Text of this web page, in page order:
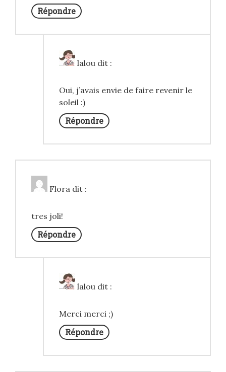
Répondre
lalou dit :
Oui, j’avais envie de faire revenir le
soleil :)
Répondre
Flora dit :
tres joli!
Répondre
lalou dit :
Merci merci ;)
Répondre